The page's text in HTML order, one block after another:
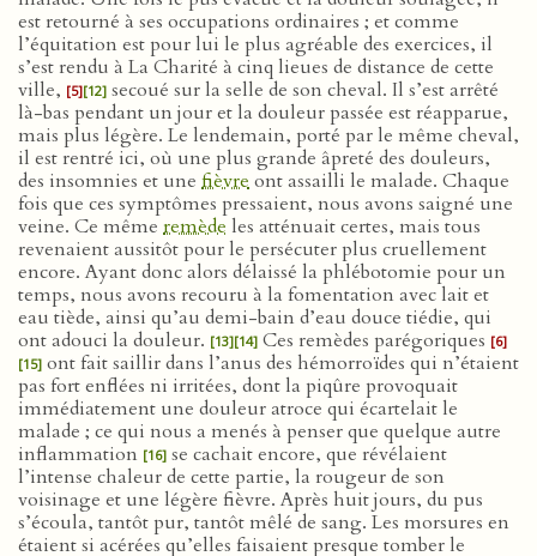
est retourné à ses occupations ordinaires ; et comme
l’équitation est pour lui le plus agréable des exercices, il
s’est rendu à La Charité à cinq lieues de distance de cette
ville, [5][12] secoué sur la selle de son cheval. Il s’est arrêté
là-bas pendant un jour et la douleur passée est réapparue,
mais plus légère. Le lendemain, porté par le même cheval,
il est rentré ici, où une plus grande âpreté des douleurs,
des insomnies et une fièvreont assailli le malade. Chaque
fois que ces symptômes pressaient, nous avons saigné une
veine. Ce même remède les atténuait certes, mais tous
revenaient aussitôt pour le persécuter plus cruellement
encore. Ayant donc alors délaissé la phlébotomie pour un
temps, nous avons recouru à la fomentation avec lait et
eau tiède, ainsi qu’au demi-bain d’eau douce tiédie, qui
ont adouci la douleur. [13][14] Ces remèdes parégoriques [6]
[15] ont fait saillir dans l’anus des hémorroïdes qui n’étaient
pas fort enflées ni irritées, dont la piqûre provoquait
immédiatement une douleur atroce qui écartelait le
malade ; ce qui nous a menés à penser que quelque autre
inflammation [16] se cachait encore, que révélaient
l’intense chaleur de cette partie, la rougeur de son
voisinage et une légère fièvre. Après huit jours, du pus
s’écoula, tantôt pur, tantôt mêlé de sang. Les morsures en
étaient si acérées qu’elles faisaient presque tomber le